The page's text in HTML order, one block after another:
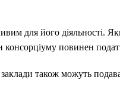
для його діяльності.
повинен
заклади також можуть